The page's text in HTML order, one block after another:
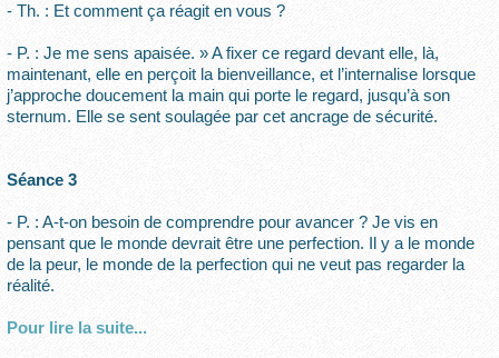
- Th. : Et comment ça réagit en vous ?
- P. : Je me sens apaisée. » A fixer ce regard devant elle, là,
maintenant, elle en perçoit la bienveillance, et l’internalise lorsque
j’approche doucement la main qui porte le regard, jusqu’à son
sternum. Elle se sent soulagée par cet ancrage de sécurité.
Séance 3
- P. : A-t-on besoin de comprendre pour avancer ? Je vis en
pensant que le monde devrait être une perfection. Il y a le monde
de la peur, le monde de la perfection qui ne veut pas regarder la
réalité.
Pour lire la suite...